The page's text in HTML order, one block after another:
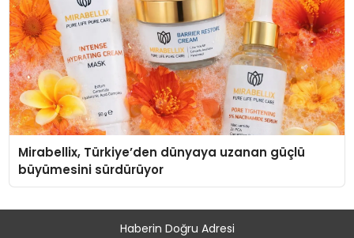
Mirabellix, Türkiye’den dünyaya uzanan güçlü
büyümesini sürdürüyor
Haberin Doğru Adresi